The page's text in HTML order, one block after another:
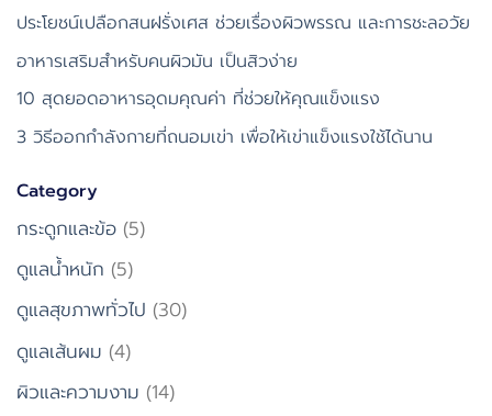
ประโยชน์เปลือกสนฝรั่งเศส ช่วยเรื่องผิวพรรณ และการชะลอวัย
อาหารเสริมสำหรับคนผิวมัน เป็นสิวง่าย
10 สุดยอดอาหารอุดมคุณค่า ที่ช่วยให้คุณแข็งแรง
3 วิธีออกกำลังกายที่ถนอมเข่า เพื่อให้เข่าแข็งแรงใช้ได้นาน
Category
กระดูกและข้อ (5)
ดูแลน้ำหนัก (5)
ดูแลสุขภาพทั่วไป (30)
ดูแลเส้นผม (4)
ผิวและความงาม (14)